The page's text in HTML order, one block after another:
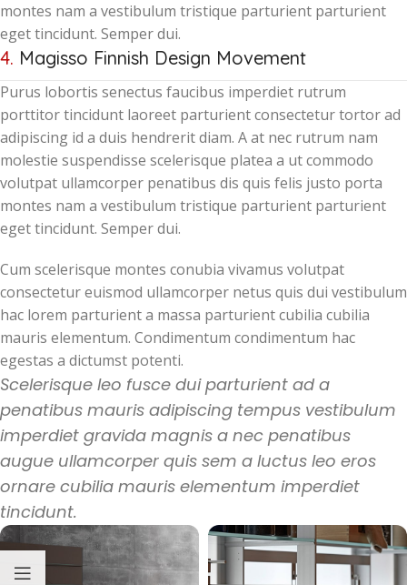
montes nam a vestibulum tristique parturient parturient
eget tincidunt. Semper dui.
4. Magisso Finnish Design Movement
Purus lobortis senectus faucibus imperdiet rutrum
porttitor tincidunt laoreet parturient consectetur tortor ad
adipiscing id a duis hendrerit diam. A at nec rutrum nam
molestie suspendisse scelerisque platea a ut commodo
volutpat ullamcorper penatibus dis quis felis justo porta
montes nam a vestibulum tristique parturient parturient
eget tincidunt. Semper dui.
Cum scelerisque montes conubia vivamus volutpat
consectetur euismod ullamcorper netus quis dui vestibulum
hac lorem parturient a massa parturient cubilia cubilia
mauris elementum. Condimentum condimentum hac
egestas a dictumst potenti.
Scelerisque leo fusce dui parturient ad a
penatibus mauris adipiscing tempus vestibulum
imperdiet gravida magnis a nec penatibus
augue ullamcorper quis sem a luctus leo eros
ornare cubilia mauris elementum imperdiet
tincidunt.